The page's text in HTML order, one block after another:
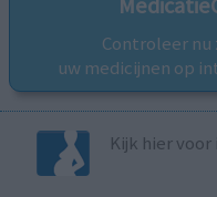
Controleer
uw medicijnen op
Kijk hier